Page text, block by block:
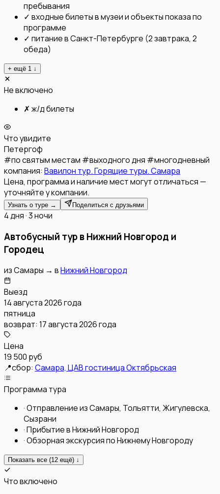
пребывания
✓ входные билеты в музеи и объекты показа по
программе
✓ питание в Санкт-Петербурге (2 завтрака, 2
обеда)
+ ещё 1 ↓
Не включено
✗ ж/д билеты
Что увидите
Петергоф
#по святым местам #выходного дня #многодневный
компания: Вавилон тур. Горящие туры. Самара
Цена, программа и наличие мест могут отличаться —
уточняйте у компании.
Узнать о туре → Поделиться с друзьями
4 дня · 3 ночи
Автобусный тур в Нижний Новгород и
Городец
изСамары → вНижний Новгород
Выезд
14 августа 2026 года
пятница
возврат: 17 августа 2026 года
Цена
19 500 руб
📍сбор: Самара, ЦАВ гостиница Октябрьская
Программа тура
·Отправление из Самары, Тольятти, Жигулевска,
Сызрани
·Прибытие в Нижний Новгород
·Обзорная экскурсия по Нижнему Новгороду
Показать все (12 ещё) ↓
Что включено